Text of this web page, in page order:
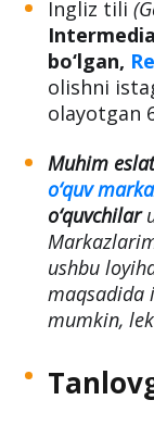
Ingliz tili
bo‘lgan,
olishni
olayotgan
Muhim
o‘quv
o‘quvchilar
ushbu
maqsadida
mumkin,